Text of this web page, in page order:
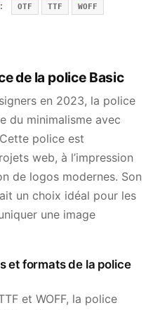
OTF TTF WOFF
de la police Basic
en 2023, la police
du minimalisme avec
police est
web, à l’impression
de logos modernes. Son
un choix idéal pour les
une image
et formats de la police
et WOFF, la police